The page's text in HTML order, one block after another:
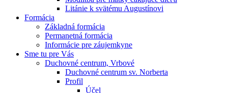
Litánie k svätému Augustínovi
Formácia
Základná formácia
Permanetná formácia
Informácie pre záujemkyne
Sme tu pre Vás
Duchovné centrum, Vrbové
Duchovné centrum sv. Norberta
Profil
Účel